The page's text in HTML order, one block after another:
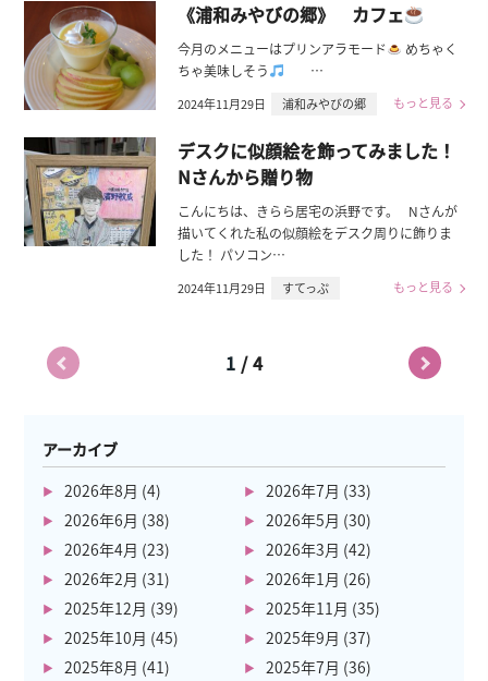
《浦和みやびの郷》 カフェ
今月のメニューはプリンアラモード
めちゃく
ちゃ美味しそう
…
2024年11月29日 浦和みやびの郷 もっと見る
デスクに似顔絵を飾ってみました！
Nさんから贈り物
こんにちは、きらら居宅の浜野です。 Nさんが
描いてくれた私の似顔絵をデスク周りに飾りま
した！ パソコン…
2024年11月29日 すてっぷ もっと見る
1 / 4
アーカイブ
2026年8月 (4) 2026年7月 (33)
2026年6月 (38) 2026年5月 (30)
2026年4月 (23) 2026年3月 (42)
2026年2月 (31) 2026年1月 (26)
2025年12月 (39) 2025年11月 (35)
2025年10月 (45) 2025年9月 (37)
2025年8月 (41) 2025年7月 (36)